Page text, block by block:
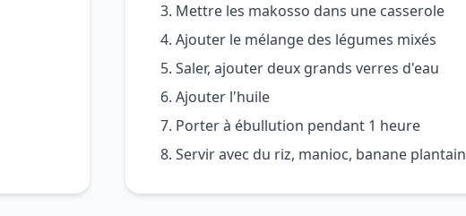
Mettre les makosso dans une casserole
Ajouter le mélange des légumes mixés
Saler, ajouter deux grands verres d'eau
Ajouter l'huile
Porter à ébullution pendant 1 heure
Servir avec du riz, manioc, banane plantain